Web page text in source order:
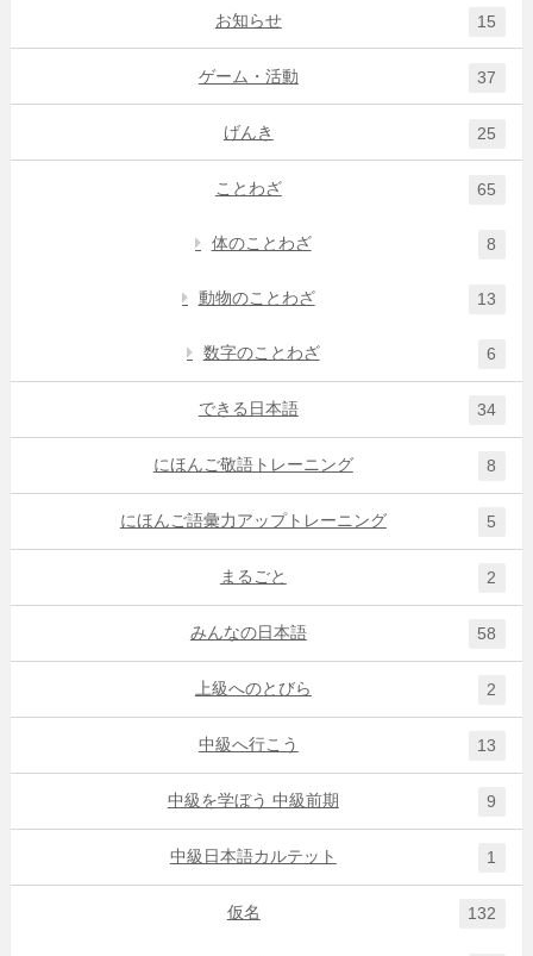
お知らせ 15
ゲーム・活動 37
げんき 25
ことわざ 65
体のことわざ 8
動物のことわざ 13
数字のことわざ 6
できる日本語 34
にほんご敬語トレーニング 8
にほんご語彙力アップトレーニング 5
まるごと 2
みんなの日本語 58
上級へのとびら 2
中級へ行こう 13
中級を学ぼう 中級前期 9
中級日本語カルテット 1
仮名 132